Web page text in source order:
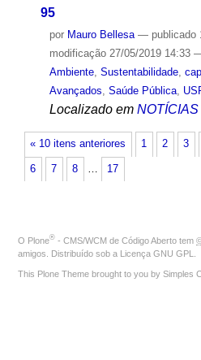
95
por Mauro Bellesa — publicado
modificação27/05/2019 14:33
Ambiente, Sustentabilidade,
Avançados, Saúde Pública,
Localizado em NOTÍCIAS
« 10 itens anteriores 1 2 3
6 7 8 … 17
O Plone® - CMS/WCM de Código Aberto tem
amigos. Distribuído sob a Licença GNU GPL
This Plone Theme brought to you by Simples